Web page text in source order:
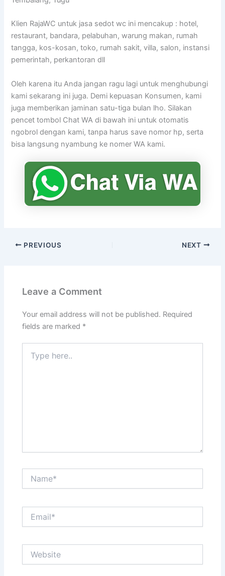
Klien RajaWC untuk jasa sedot wc ini mencakup : hotel,
restaurant, bandara, pelabuhan, warung makan, rumah
tangga, kos-kosan, toko, rumah sakit, villa, salon, instansi
pemerintah, perkantoran dll
Oleh karena itu Anda jangan ragu lagi untuk menghubungi
kami sekarang ini juga. Demi kepuasan Konsumen, kami
juga memberikan jaminan satu-tiga bulan lho. Silakan
pencet tombol Chat WA di bawah ini untuk otomatis
ngobrol dengan kami, tanpa harus save nomor hp, serta
bisa langsung nyambung ke nomer WA kami.
PREVIOUS NEXT
Leave a Comment
Your email address will not be published. Required
fields are marked *
here..